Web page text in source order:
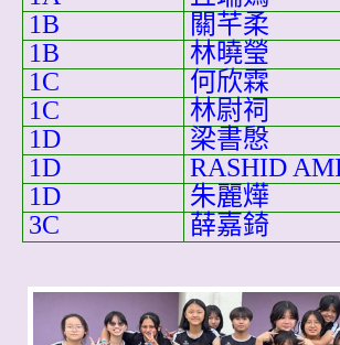
1B
關芊柔
1B
林曉瑩
1C
何欣霖
1C
林尉祠
1D
梁書慇
1D
RASHID
1D
朱麗燁
3C
薛嘉錡